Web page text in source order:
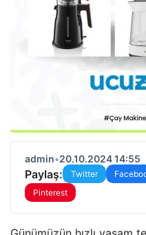
admin•20.10.2024 14:55
Paylaş: Twitter
Pinterest